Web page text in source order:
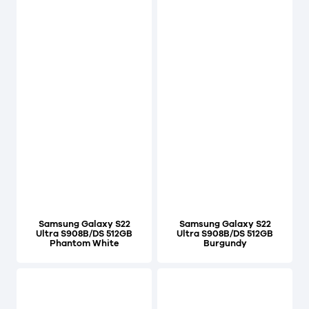
Samsung Galaxy S22
Ultra S908B/DS 512GB
Phantom White
Samsung Galaxy S22
Ultra S908B/DS 512GB
Burgundy